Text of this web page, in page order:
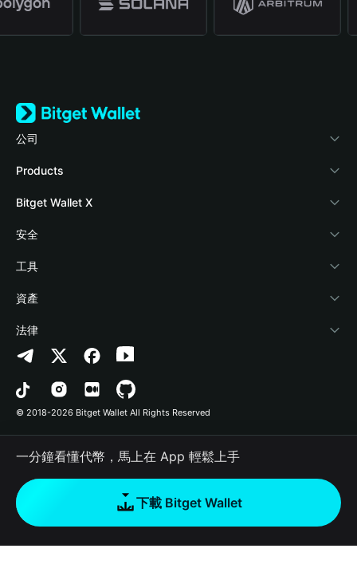
公司
關於 Bitget Wallet
部落格
學院
加密資訊
幫助中心
‌聯繫我們
品牌資源
工作機會
Products
Crypto Card
Stablecoin Earn
Payfi Crypto
Crypto Swap API
Altcoin Season Index
Prediction Markets
DApp
RWA
如何購買加密貨幣
Bitget Wallet X
開發者文件
連接錢包
Bitget Wallet Pay
合作上架
安全
風險保障基金
安全防護技術
工具
快捷買幣
授權檢測
合約檢測
批次轉帳
資產
Arbitrum
Avalanche
Bitcoin
Polygon
法律
隱私協議
用戶使用協議
© 2018-2026 Bitget Wallet All Rights Reserved
一分鐘看懂代幣，馬上在 App 輕鬆上手
下載 Bitget Wallet